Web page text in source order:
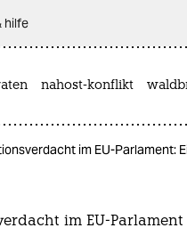
hilfe
nahost-konflikt
im EU-Parlament:
im EU-Parlament